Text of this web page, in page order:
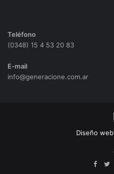
Teléfono
(0348) 15 4 53 20 83
E-mail
info@generacione.com.ar
Diseño web